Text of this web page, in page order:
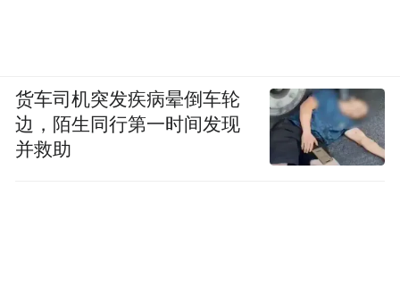
货车司机突发疾病晕倒车轮
边，陌生同行第一时间发现
并救助